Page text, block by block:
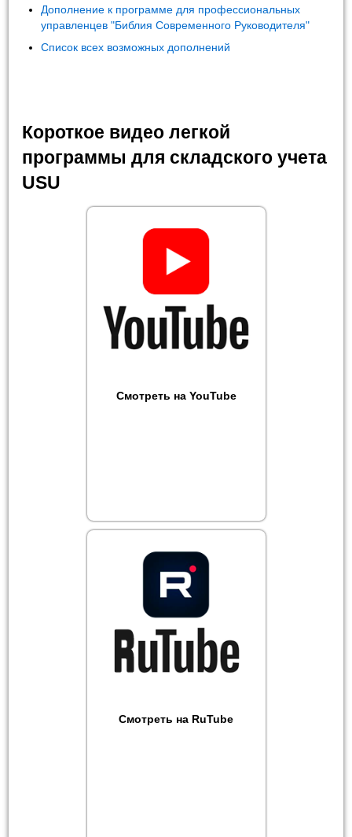
Дополнение к программе для профессиональных
управленцев "Библия Современного Руководителя"
Список всех возможных дополнений
Короткое видео легкой
программы для складского учета
USU
Смотреть на YouTube
Смотреть на RuTube